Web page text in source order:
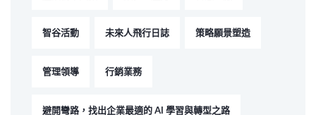
智谷活動 未來人飛行日誌 策略願景塑造
管理領導 行銷業務
避開彎路，找出企業最適的 AI 學習與轉型之路